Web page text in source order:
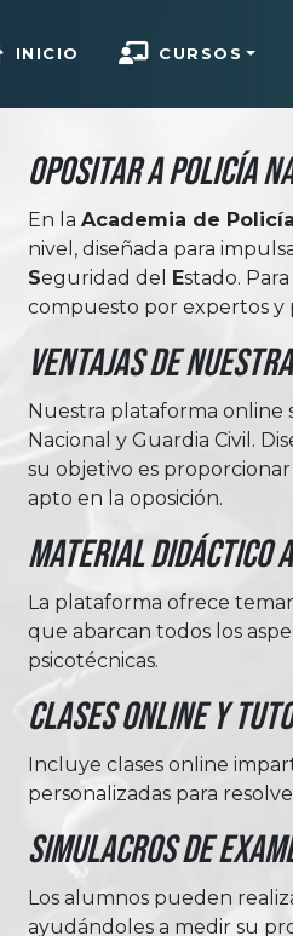
INICIO CURSOS
Opositar a Policía
En la Academia de
nivel, diseñada para
Seguridad del Estado.
compuesto por expertos y
Ventajas de
Nuestra plataforma online
Nacional y Guardia Civil.
su objetivo es proporcionar
apto en la oposición.
Material Didáctico
La plataforma ofrece
que abarcan todos los
psicotécnicas.
Clases Online y
Incluye clases online
personalizadas para
Simulacros de
Los alumnos pueden
ayudándoles a medir su